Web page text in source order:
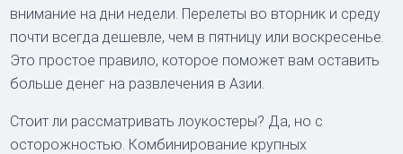
внимание на дни недели. Перелеты во вторник и среду
почти всегда дешевле, чем в пятницу или воскресенье.
Это простое правило, которое поможет вам оставить
больше денег на развлечения в Азии.
Стоит ли рассматривать лоукостеры? Да, но с
осторожностью. Комбинирование крупных